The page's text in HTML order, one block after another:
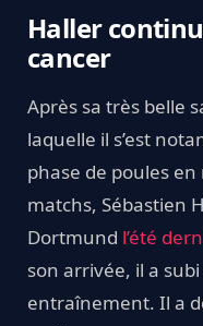
Haller
cancer
Après sa très belle
laquelle il s’est
phase de poules
matchs, Sébastien
Dortmund l’été
son arrivée, il a
entraînement. Il a